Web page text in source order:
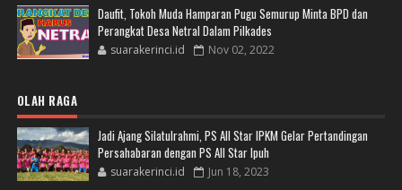
Daufit, Tokoh Muda Hamparan Pugu Semurup Minta BPD dan
Perangkat Desa Netral Dalam Pilkades
suarakerinci.id Nov 02, 2022
OLAH RAGA
Jadi Ajang Silatulrahmi, PS All Star IPKM Gelar Pertandingan
Persahabaran dengan PS All Star Ipuh
suarakerinci.id Jun 18, 2023